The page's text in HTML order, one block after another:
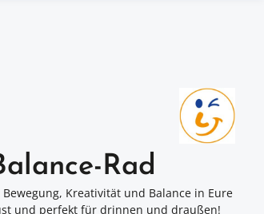
Rad
Kreativität und Balance in Eure
und perfekt für drinnen und draußen!